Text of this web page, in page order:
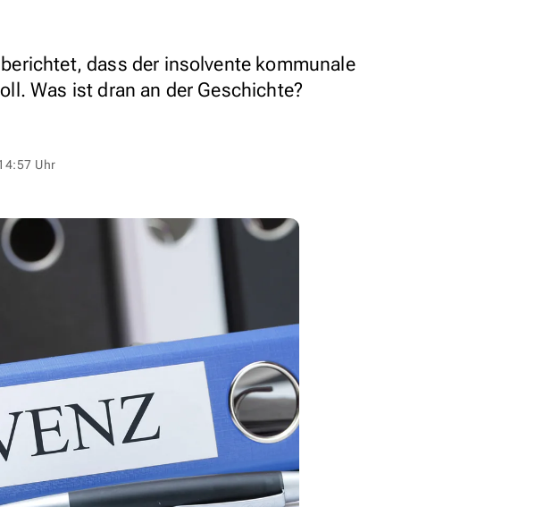
dass der insolvente kommunale
Was ist dran an der Geschichte?
Uhr